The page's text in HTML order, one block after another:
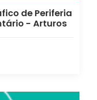
de Periferia
- Arturos